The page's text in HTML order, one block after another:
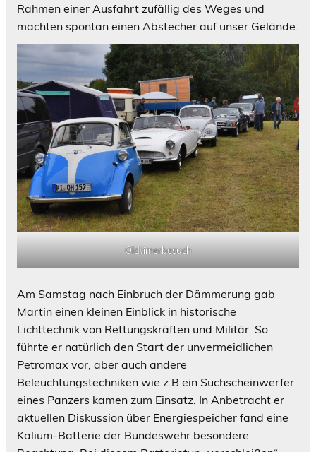
Rahmen einer Ausfahrt zufällig des Weges und
machten spontan einen Abstecher auf unser Gelände.
Oldtimerbesuch
Am Samstag nach Einbruch der Dämmerung gab
Martin einen kleinen Einblick in historische
Lichttechnik von Rettungskräften und Militär. So
führte er natürlich den Start der unvermeidlichen
Petromax vor, aber auch andere
Beleuchtungstechniken wie z.B ein Suchscheinwerfer
eines Panzers kamen zum Einsatz. In Anbetracht er
aktuellen Diskussion über Energiespeicher fand eine
Kalium-Batterie der Bundeswehr besondere